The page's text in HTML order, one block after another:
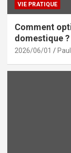
VIE PRATIQUE
Comment
domestique ?
2026/06/01